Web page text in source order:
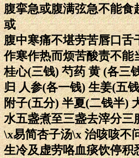
腹挛急或腹满弦急不能食
或
腹中寒痛不堪劳苦唇口舌
作寒作热而烦苦酸责不能
桂心(三钱) 芍药 黄 (各三
归 人参(各一钱) 生姜(五
附子(五分) 半夏(二钱半)
水五盏煮至三盏去滓分三
\x易简杏子汤\x 治咳咳不
生冷及虚劳咯血痰饮停积